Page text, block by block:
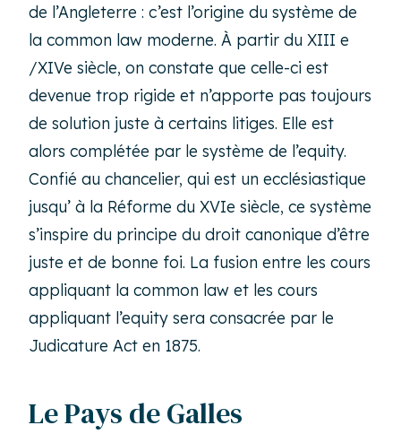
de l’Angleterre : c’est l’origine du système de
la common law moderne. À partir du XIII e
/XIVe siècle, on constate que celle-ci est
devenue trop rigide et n’apporte pas toujours
de solution juste à certains litiges. Elle est
alors complétée par le système de l’equity.
Confié au chancelier, qui est un ecclésiastique
jusqu’ à la Réforme du XVIe siècle, ce système
s’inspire du principe du droit canonique d’être
juste et de bonne foi. La fusion entre les cours
appliquant la common law et les cours
appliquant l’equity sera consacrée par le
Judicature Act en 1875.
Le Pays de Galles